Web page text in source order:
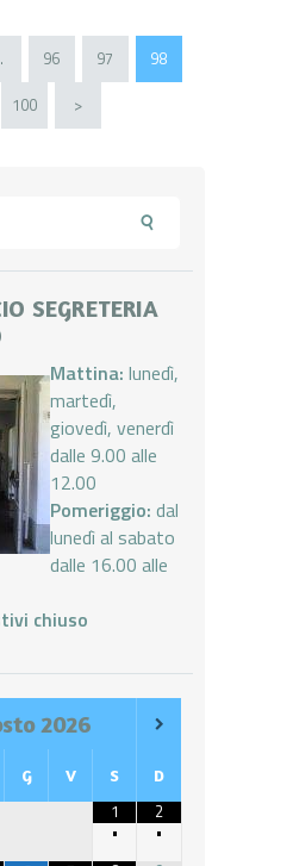
PAGE
96 PAGE
97 PAGE
98
PAGE
100 >
SEGRETERIA
Mattina: lunedì,
martedì,
giovedì, venerdì
dalle 9.00 alle
12.00
Pomeriggio: dal
lunedì al sabato
dalle 16.00 alle
chiuso
2026
G V S D
1
•
2
•